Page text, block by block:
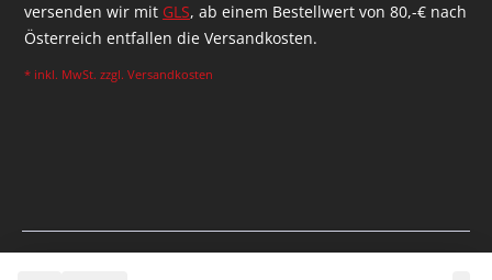
versenden wir mit GLS, ab einem Bestellwert von 80,-€ nach
Österreich entfallen die Versandkosten.
* inkl. MwSt. zzgl. Versandkosten